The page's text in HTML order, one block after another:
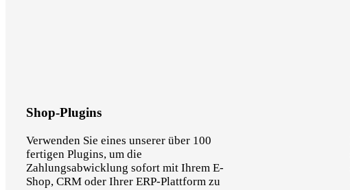
Shop-Plugins
Verwenden Sie eines unserer über 100
fertigen Plugins, um die
Zahlungsabwicklung sofort mit Ihrem E-
Shop, CRM oder Ihrer ERP-Plattform zu